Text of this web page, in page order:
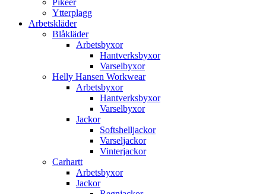
Pikéer
Ytterplagg
Arbetskläder
Blåkläder
Arbetsbyxor
Hantverksbyxor
Varselbyxor
Helly Hansen Workwear
Arbetsbyxor
Hantverksbyxor
Varselbyxor
Jackor
Softshelljackor
Varseljackor
Vinterjackor
Carhartt
Arbetsbyxor
Jackor